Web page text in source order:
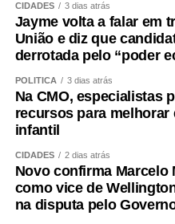
CIDADES 3 dias atrás
Jayme volta a falar em
União e diz que
derrotada pelo “poder
POLÍTICA 3 dias atrás
Na CMO, especialistas
recursos para melhorar
infantil
CIDADES 2 dias atrás
Novo confirma Marcelo
como vice de
na disputa pelo